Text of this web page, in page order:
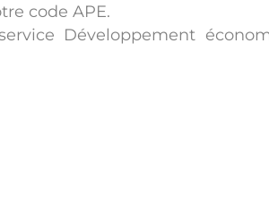
code APE.
Développement